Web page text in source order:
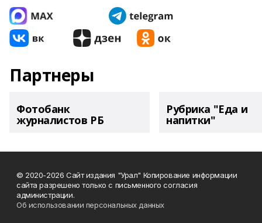
Партнеры
Фотобанк
журналистов РБ
Рубрика "Еда и
напитки"
© 2020-2026 Сайт издания "Урал" Копирование информации
сайта разрешено только с письменного согласия
администрации.
Об использовании персональных данных